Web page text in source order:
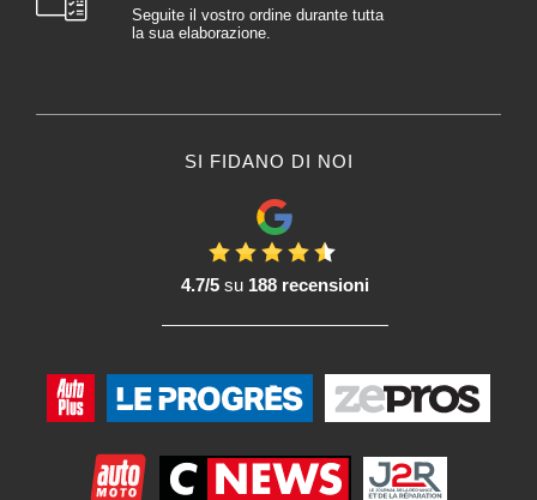
Seguite il vostro ordine durante tutta
la sua elaborazione.
SI FIDANO DI NOI
4.7/5su 188 recensioni